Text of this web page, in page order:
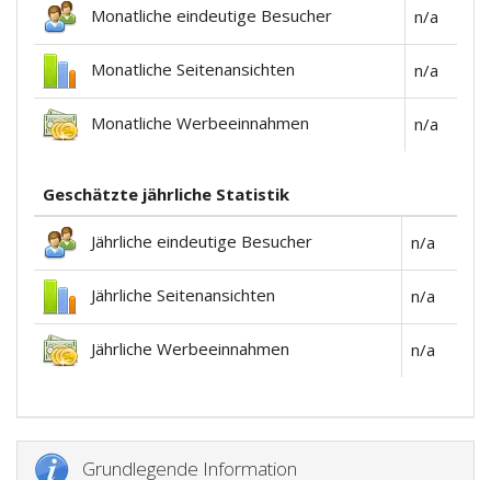
Monatliche eindeutige Besucher n/a
Monatliche Seitenansichten n/a
Monatliche Werbeeinnahmen n/a
Geschätzte jährliche Statistik
Jährliche eindeutige Besucher n/a
Jährliche Seitenansichten n/a
Jährliche Werbeeinnahmen n/a
Grundlegende Information